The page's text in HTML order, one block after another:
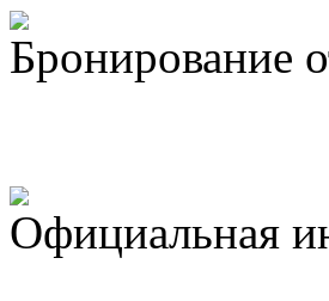
Бронирование
Официальная